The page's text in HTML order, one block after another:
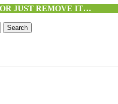
JUST REMOVE IT…
Search